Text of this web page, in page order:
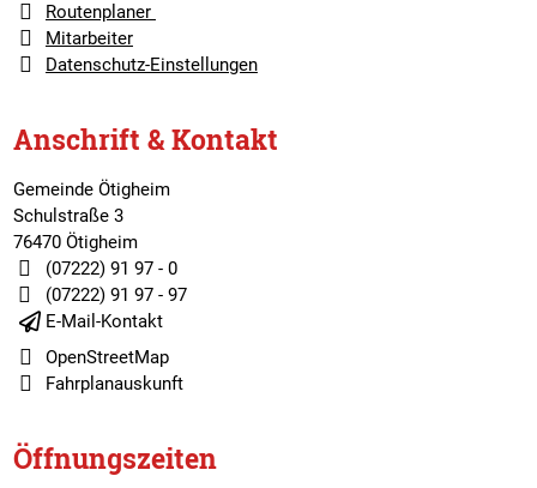
Routenplaner
Mitarbeiter
Datenschutz-Einstellungen
Anschrift & Kontakt
Gemeinde Ötigheim
Schulstraße 3
76470 Ötigheim
(07222) 91 97 - 0
(07222) 91 97 - 97
E-Mail-Kontakt
OpenStreetMap
Fahrplanauskunft
Öffnungszeiten